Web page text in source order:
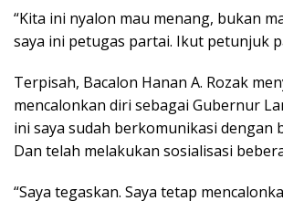
“Kita ini nyalon mau menang, bukan
saya ini petugas partai. Ikut petunjuk
Terpisah, Bacalon Hanan A. Rozak
mencalonkan diri sebagai Gubernur
ini saya sudah berkomunikasi dengan
Dan telah melakukan sosialisasi
“Saya tegaskan. Saya tetap